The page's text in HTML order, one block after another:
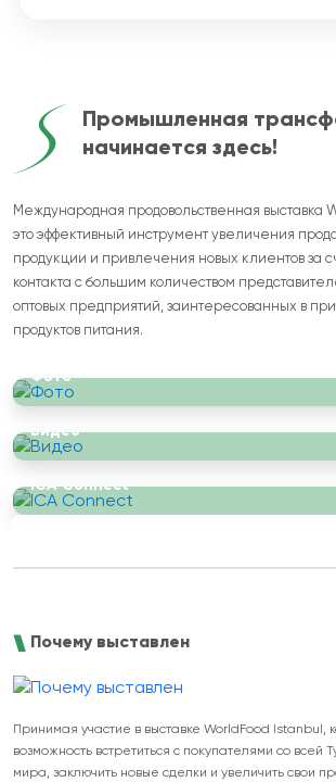
Промышленная
начинается здесь!
Международная продовольственная выставка
это эффективный инструмент увеличения
продукции и привлечения новых клиентов за
контакта с большим количеством
оптовых предприятий, заинтересованных в
продуктов питания.
Фото
Видео
ICA Connect
Почему выставлен
Принимая участие в выставке WorldFood Istanbul,
возможность встретиться с покупателями со всей
мира, заключить новые сделки и увеличить свои